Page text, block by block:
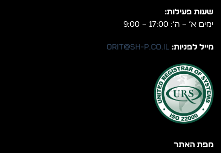
מפת האתר
שעות פעילות:
ימים א’ – ה’: 17:00 – 9:00
מייל לפניות: orit@sh-p.co.il